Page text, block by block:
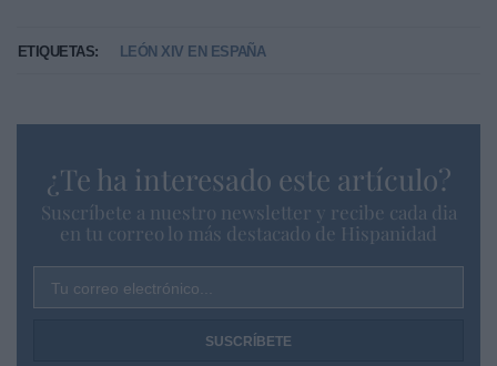
ETIQUETAS: LEÓN XIV EN ESPAÑA
¿Te ha interesado este artículo?
Suscríbete a nuestro newsletter y recibe cada dia
en tu correo lo más destacado de Hispanidad
Tu correo electrónico...